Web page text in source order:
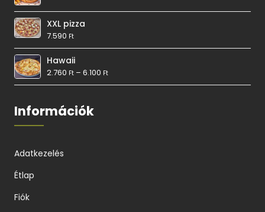
XXL pizza
7.590 Ft
Hawaii
2.760 Ft –6.100 Ft
Információk
Adatkezelés
Étlap
Fiók